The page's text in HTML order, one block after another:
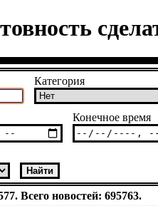
Категория
Конечное время
Всего новостей: 695763.